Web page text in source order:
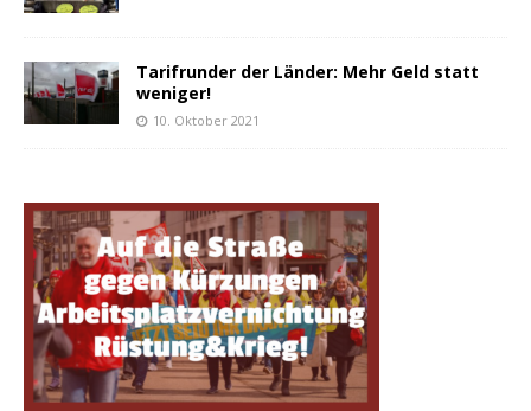
Tarifrunder der Länder: Mehr Geld statt
weniger!
10. Oktober 2021